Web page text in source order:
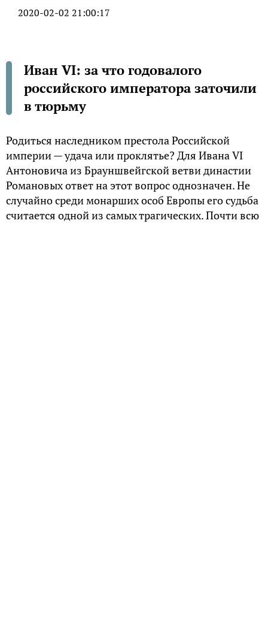
2020-02-02 21:00:17
Иван VI: за что годовалого
российского императора заточили
в тюрьму
Родиться наследником престола Российской
империи — удача или проклятье? Для Ивана VI
Антоновича из Брауншвейгской ветви династии
Романовых ответ на этот вопрос однозначен. Не
случайно среди монарших особ Европы его судьба
считается одной из самых трагических. Почти всю